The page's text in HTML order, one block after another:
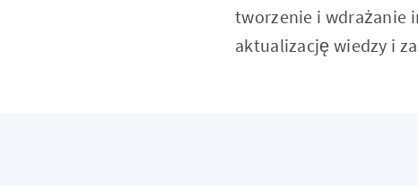
tworzenie i wdrażanie
aktualizację wiedzy i